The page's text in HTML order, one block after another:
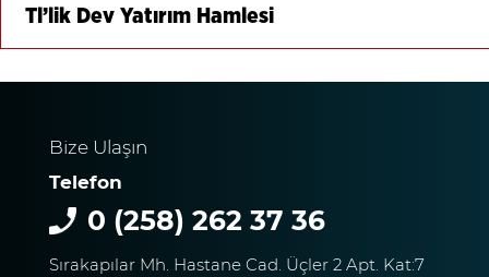
Tl’lik Dev Yatırım Hamlesi
Bize Ulaşın
Telefon
0 (258) 262 37 36
Sırakapılar Mh. Hastane Cad. Üçler 2 Apt. Kat:7